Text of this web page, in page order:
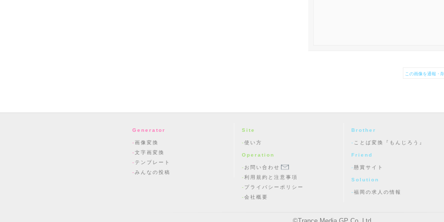
この画像を通報・
Generator
画像変換
文字画変換
テンプレート
みんなの投稿
Site
使い方
Operation
お問い合わせ
利用規約と注意事項
プライバシーポリシー
会社概要
Brother
ことば変換『もんじろう』
Friend
懸賞サイト
Solution
福岡の求人の情報